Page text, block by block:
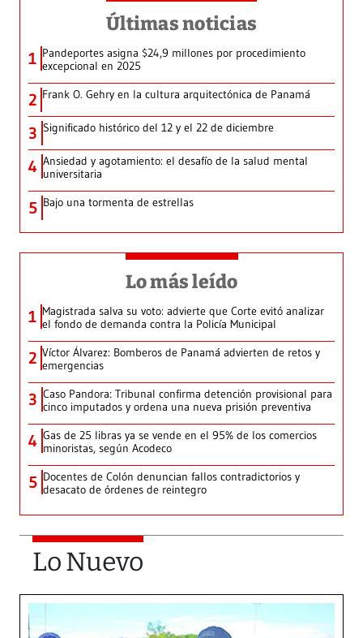
Últimas noticias
1 Pandeportes asigna $24,9 millones por procedimiento
excepcional en 2025
2 Frank O. Gehry en la cultura arquitectónica de Panamá
3 Significado histórico del 12 y el 22 de diciembre
4 Ansiedad y agotamiento: el desafío de la salud mental
universitaria
5 Bajo una tormenta de estrellas
Lo más leído
1 Magistrada salva su voto: advierte que Corte evitó analizar
el fondo de demanda contra la Policía Municipal
2 Víctor Álvarez: Bomberos de Panamá advierten de retos y
emergencias
3 Caso Pandora: Tribunal confirma detención provisional para
cinco imputados y ordena una nueva prisión preventiva
4 Gas de 25 libras ya se vende en el 95% de los comercios
minoristas, según Acodeco
5 Docentes de Colón denuncian fallos contradictorios y
desacato de órdenes de reintegro
Lo Nuevo